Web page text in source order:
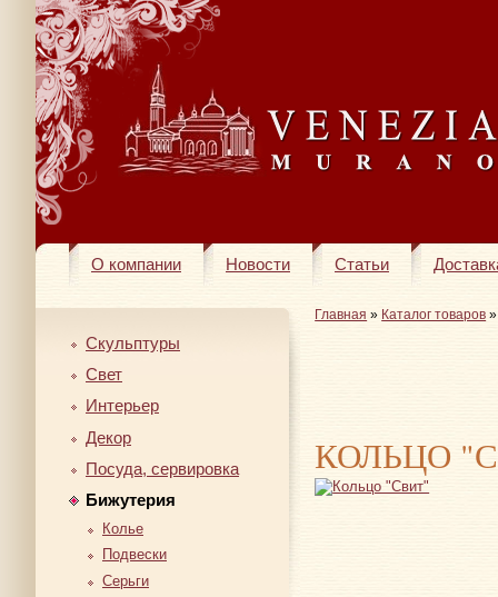
О компании Новости Статьи
Скульптуры
Свет
Интерьер
Декор
Посуда, сервировка
Бижутерия
Колье
Подвески
Серьги
Главная » Каталог товаров
КОЛЬЦО